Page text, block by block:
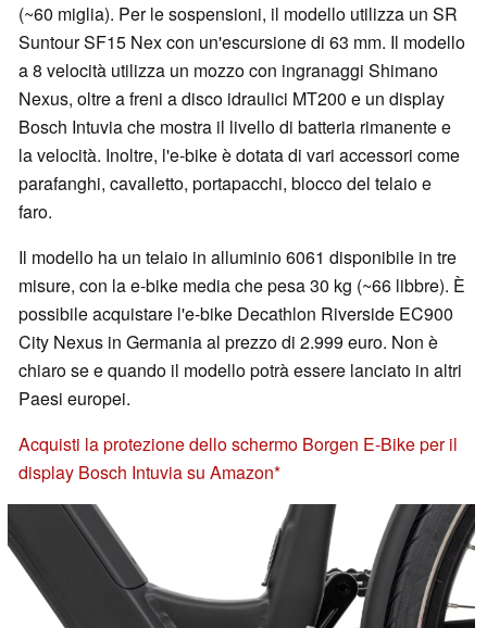
(~60 miglia). Per le sospensioni, il modello utilizza un SR
Suntour SF15 Nex con un'escursione di 63 mm. Il modello
a 8 velocità utilizza un mozzo con ingranaggi Shimano
Nexus, oltre a freni a disco idraulici MT200 e un display
Bosch Intuvia che mostra il livello di batteria rimanente e
la velocità. Inoltre, l'e-bike è dotata di vari accessori come
parafanghi, cavalletto, portapacchi, blocco del telaio e
faro.
Il modello ha un telaio in alluminio 6061 disponibile in tre
misure, con la e-bike media che pesa 30 kg (~66 libbre). È
possibile acquistare l'e-bike Decathlon Riverside EC900
City Nexus in Germania al prezzo di 2.999 euro. Non è
chiaro se e quando il modello potrà essere lanciato in altri
Paesi europei.
Acquisti la protezione dello schermo Borgen E-Bike per il
display Bosch Intuvia su Amazon